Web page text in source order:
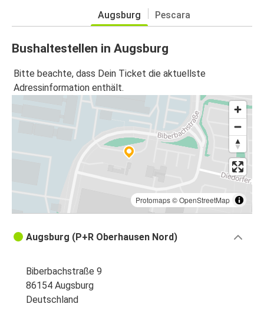
Augsburg Pescara
Bushaltestellen in Augsburg
Bitte beachte, dass Dein Ticket die aktuellste
Adressinformation enthält.
Protomaps©OpenStreetMap
Augsburg (P+R Oberhausen Nord)
Biberbachstraße 9
86154 Augsburg
Deutschland